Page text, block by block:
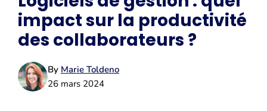
impact sur la productivité
des collaborateurs ?
By Marie Toldeno
26 mars 2024